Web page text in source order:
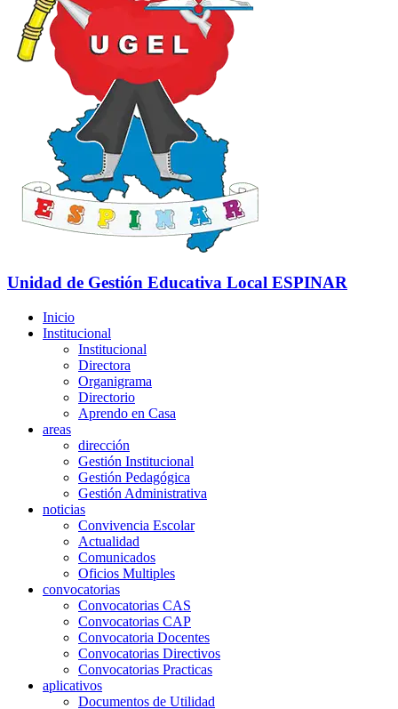
Unidad de Gestión Educativa Local ESPINAR
Inicio
Institucional
Institucional
Directora
Organigrama
Directorio
Aprendo en Casa
areas
dirección
Gestión Institucional
Gestión Pedagógica
Gestión Administrativa
noticias
Convivencia Escolar
Actualidad
Comunicados
Oficios Multiples
convocatorias
Convocatorias CAS
Convocatorias CAP
Convocatoria Docentes
Convocatorias Directivos
Convocatorias Practicas
aplicativos
Documentos de Utilidad